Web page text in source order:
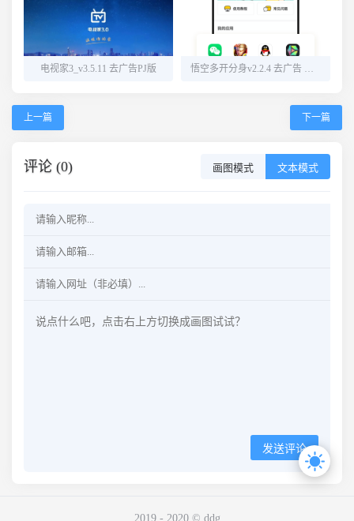
电视家3_v3.5.11 去广告PJ版 悟空多开分身v2.2.4 去广告 解锁会员
上一篇 下一篇
评论 (0) 画图模式 文本模式
发送评论
2019 - 2020 © ddg